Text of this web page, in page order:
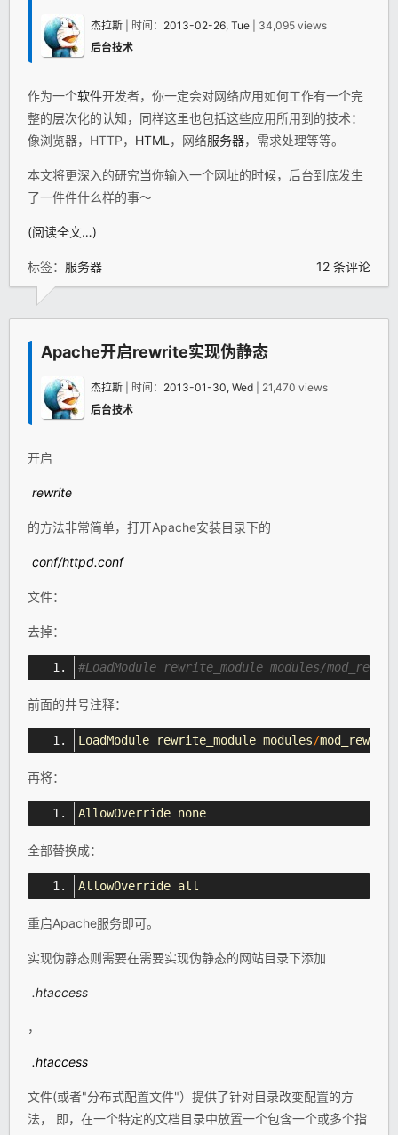
杰拉斯 | 时间： 2013-02-26, Tue | 34,095 views
后台技术
作为一个软件开发者，你一定会对网络应用如何工作有一个完
整的层次化的认知，同样这里也包括这些应用所用到的技术：
像浏览器，HTTP， HTML ，网络服务器，需求处理等等。
本文将更深入的研究当你输入一个网址的时候，后台到底发生
了一件件什么样的事～
(阅读全文…)
标签： 服务器 12 条评论
Apache开启rewrite实现伪静态
杰拉斯 | 时间： 2013-01-30, Wed | 21,470 views
后台技术
开启
rewrite
的方法非常简单，打开Apache安装目录下的
conf/httpd.conf
文件：
去掉：
#LoadModule rewrite_module modules/
前面的井号注释：
LoadModule rewrite_module modules/mod_rewrite
再将：
AllowOverride none
全部替换成：
AllowOverride all
重启Apache服务即可。
实现伪静态则需要在需要实现伪静态的网站目录下添加
.htaccess
，
.htaccess
文件(或者"分布式配置文件"）提供了针对目录改变配置的方
法， 即，在一个特定的文档目录中放置一个包含一个或多个指